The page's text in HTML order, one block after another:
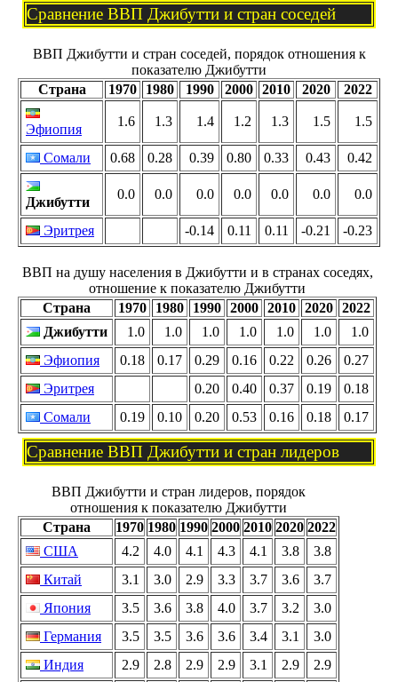
Сравнение ВВП Джибутти и стран соседей
ВВП Джибутти и стран соседей, порядок отношения к
показателю Джибутти
Страна
1970 1980 1990 2000 2010 2020 2022
Эфиопия
1.6 1.3 1.4 1.2 1.3 1.5 1.5
Сомали 0.68 0.28 0.39 0.80 0.33 0.43 0.42
Джибутти
0.0 0.0 0.0 0.0 0.0 0.0 0.0
Эритрея -0.14 0.11 0.11 -0.21 -0.23
ВВП на душу населения в Джибутти и в странах соседях,
отношение к показателю Джибутти
Страна
1970 1980 1990 2000 2010 2020 2022
Джибутти
1.0 1.0 1.0 1.0 1.0 1.0
1.0
Эфиопия
0.18 0.17 0.29 0.16 0.22 0.26
0.27
Эритрея
0.20 0.40 0.37 0.19
0.18
Сомали
0.19 0.10 0.20 0.53 0.16 0.18 0.17
Сравнение ВВП Джибутти и стран лидеров
ВВП Джибутти и стран лидеров, порядок
отношения к показателю Джибутти
Страна
1970 1980 1990 2000 2010 2020 2022
США
4.2 4.0 4.1 4.3 4.1 3.8
3.8
Китай
3.1 3.0 2.9 3.3 3.7 3.6
3.7
Япония
3.5 3.6 3.8 4.0 3.7 3.2
3.0
Германия
3.5 3.5 3.6 3.6 3.4 3.1
3.0
Индия
2.9 2.8 2.9 2.9 3.1 2.9 2.9